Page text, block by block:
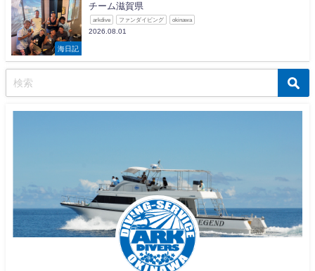
海日記
チーム滋賀県
arkdive ファンダイビング okinawa
2026.08.01